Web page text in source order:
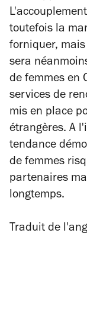
toutefois la
forniquer,
sera
de femmes en
services de
mis en place
étrangères. A
tendance
de femmes
partenaires
longtemps.
Traduit de